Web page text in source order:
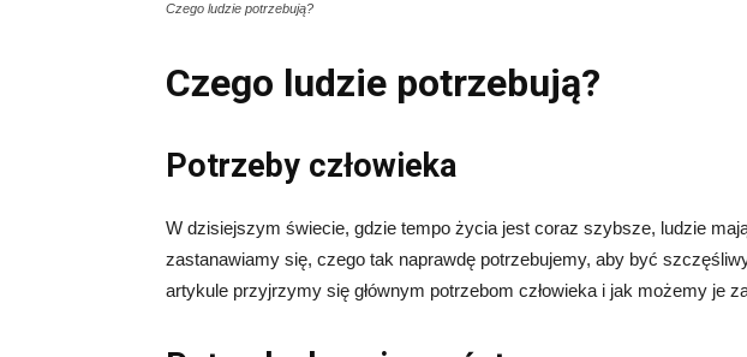
Czego ludzie potrzebują?
Czego ludzie potrzebują?
Potrzeby człowieka
W dzisiejszym świecie, gdzie tempo życia jest coraz szybsze, ludzie
zastanawiamy się, czego tak naprawdę potrzebujemy, aby być
artykule przyjrzymy się głównym potrzebom człowieka i jak możemy je